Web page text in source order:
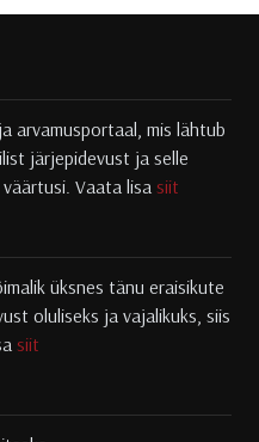
arvamusportaal, mis lähtub
järjepidevust ja selle
Vaata lisa siit
üksnes tänu eraisikute
oluliseks ja vajalikuks, siis
siit